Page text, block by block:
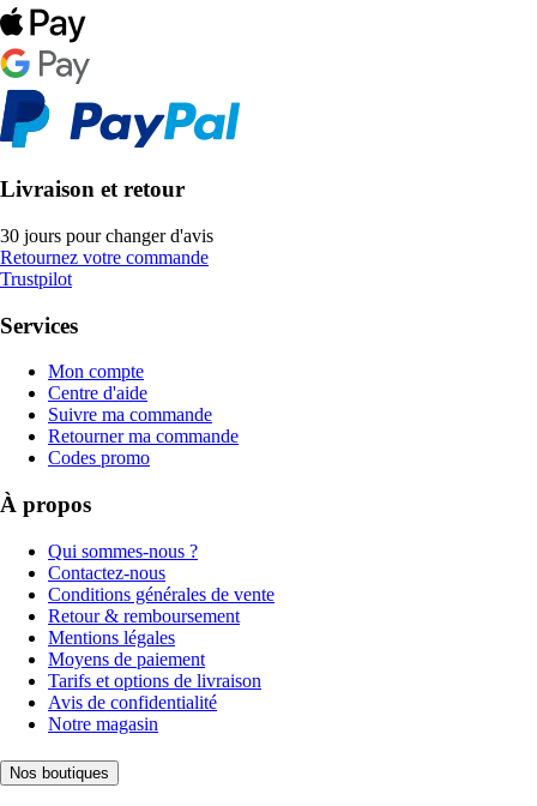
Livraison et retour
30 jours pour changer d'avis
Retournez votre commande
Trustpilot
Services
Mon compte
Centre d'aide
Suivre ma commande
Retourner ma commande
Codes promo
À propos
Qui sommes-nous ?
Contactez-nous
Conditions générales de vente
Retour & remboursement
Mentions légales
Moyens de paiement
Tarifs et options de livraison
Avis de confidentialité
Notre magasin
Nos boutiques